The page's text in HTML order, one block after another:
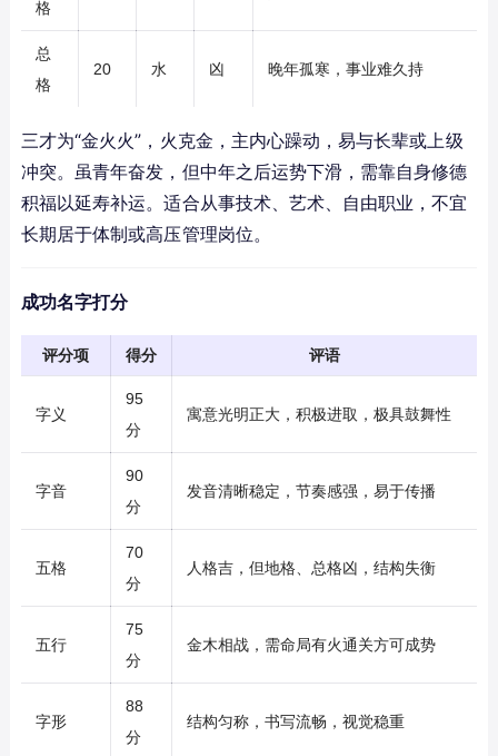
格
总
格
20 水 凶 晚年孤寒，事业难久持
三才为“金火火”，火克金，主内心躁动，易与长辈或上级
冲突。虽青年奋发，但中年之后运势下滑，需靠自身修德
积福以延寿补运。适合从事技术、艺术、自由职业，不宜
长期居于体制或高压管理岗位。
成功名字打分
评分项 得分 评语
字义
95
分
寓意光明正大，积极进取，极具鼓舞性
字音
90
分
发音清晰稳定，节奏感强，易于传播
五格
70
分
人格吉，但地格、总格凶，结构失衡
五行
75
分
金木相战，需命局有火通关方可成势
字形
88
分
结构匀称，书写流畅，视觉稳重